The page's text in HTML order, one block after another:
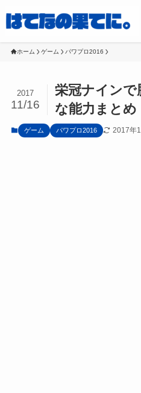
ホーム ゲーム パワプロ2016
栄冠ナインで
な能力まとめ
2017
11/16
ゲーム パワプロ2016 2017年